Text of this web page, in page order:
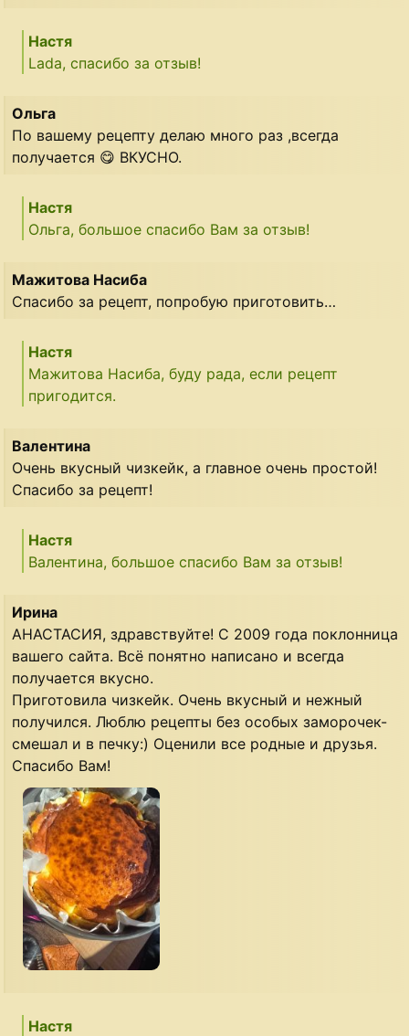
Настя
Lada, спасибо за отзыв!
Ольга
По вашему рецепту делаю много раз ,всегда
получается 😋 ВКУСНО.
Настя
Ольга, большое спасибо Вам за отзыв!
Мажитова Насиба
Спасибо за рецепт, попробую приготовить…
Настя
Мажитова Насиба, буду рада, если рецепт
пригодится.
Валентина
Очень вкусный чизкейк, а главное очень простой!
Спасибо за рецепт!
Настя
Валентина, большое спасибо Вам за отзыв!
Ирина
АНАСТАСИЯ, здравствуйте! С 2009 года поклонница
вашего сайта. Всё понятно написано и всегда
получается вкусно.
Приготовила чизкейк. Очень вкусный и нежный
получился. Люблю рецепты без особых заморочек-
смешал и в печку:) Оценили все родные и друзья.
Спасибо Вам!
Настя